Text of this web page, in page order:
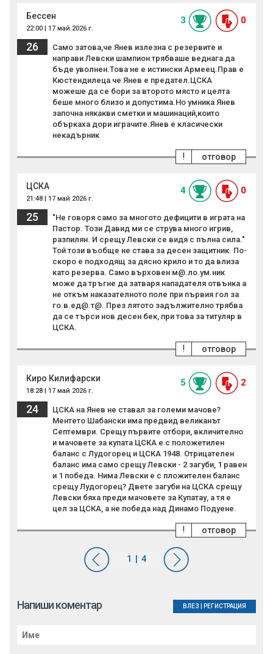
Бессен
22:00 | 17 май 2026 г.
3 0
26
Само затова,че Янев излезна с резервите и
направи Левски шампион трябваше веднага да
бъде уволнен.Това не е истински Армеец.Прав е
Кюстендилеца че Янев е предател.ЦСКА
можеше да се бори за второто място и целта
беше много близо и допустима.Но умника Янев
започна някакви сметки и машинаций,които
объркаха дори играчите.Янев е класически
некадърник
отговор
!
ЦСКА
21:48 | 17 май 2026 г.
4 0
25
"Не говоря само за многото дефицити в играта на
Пастор. Този Давид ми се струва много игрив,
разпилян. И срещу Левски се видя с пълна сила."
Той този въобще не става за десен защитник. По-
скоро е подходящ за дясно крило и то да влиза
като резерва. Само върховен м@.ло.ум.ник
може да тръгне да затваря нападателя отвънка а
не откъм наказателното поле при първия гол за
го.в.ед@.т@. През лятото задължително трябва
да се търси нов десен бек, при това за титуляр в
ЦСКА.
отговор
!
Киро Килифарски
18:28 | 17 май 2026 г.
5 2
24
ЦСКА на Янев не ставал за големи мачове?
Ментето Шабански има предвид великанът
Септември. Срещу първите отбори, вкличително
и мачовете за купата ЦСКА е с положетилен
баланс с Лудогорец и ЦСКА 1948. Отрицателен
баланс има само срещу Левски - 2 загуби, 1 равен
и 1 победа. Нима Левски е с пложителен баланс
срещу Лудогорец? Двете загуби на ЦСКА срещу
Левски бяха преди мачовете за Купатау, а тя е
цел за ЦСКА, а не победа над Динамо Подуене.
отговор
!
Напиши коментар ВЛЕЗ РЕГИСТРАЦИЯ